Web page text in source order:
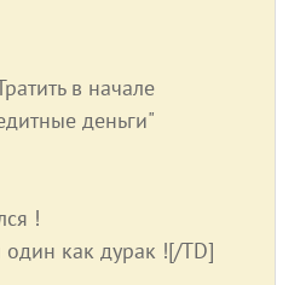
в начале
деньги"
!
как дурак ![/TD]